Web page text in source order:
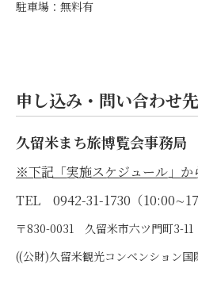
駐車場：無料有
申し込み・問い合わせ先
久留米まち旅博覧会事務局
※下記「実施スケジュール」か
TEL 0942-31-1730（
〒830-0031 久留米市六ツ門町3-
((公財)久留米観光コンベンション国